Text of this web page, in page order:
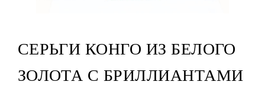
СЕРЬГИ КОНГО ИЗ БЕЛОГО
ЗОЛОТА С БРИЛЛИАНТАМИ